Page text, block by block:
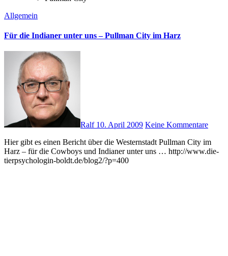
Allgemein
Für die Indianer unter uns – Pullman City im Harz
Ralf 10. April 2009 Keine Kommentare
Hier gibt es einen Bericht über die Westernstadt Pullman City im
Harz – für die Cowboys und Indianer unter uns … http://www.die-
tierpsychologin-boldt.de/blog2/?p=400